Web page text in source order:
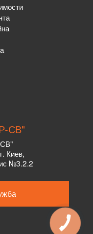
СВ"
Киев,
№3.2.2